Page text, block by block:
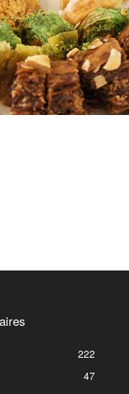
222
47